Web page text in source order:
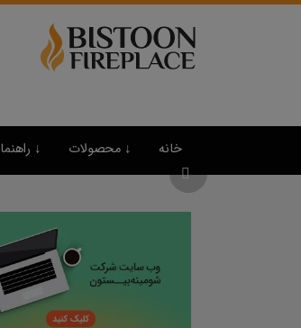
خانه ↓ محصولات ↓ راهنما